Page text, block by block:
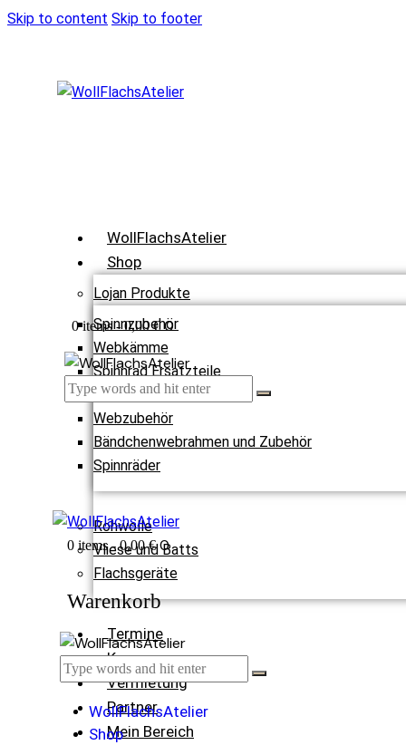
Skip to content Skip to footer
WollFlachsAtelier
Shop
Lojan Produkte
Spinnzubehör
Webkämme
Spinnrad Ersatzteile
Webstühle
Webzubehör
Bändchenwebrahmen und Zubehör
Spinnräder
Rohwolle
Vliese und Batts
Flachsgeräte
Termine
Kurse
Vermietung
Partner
Mein Bereich
0 items - 0,00 € 0
0 items-0,00 € 0
Warenkorb
WollFlachsAtelier
Shop